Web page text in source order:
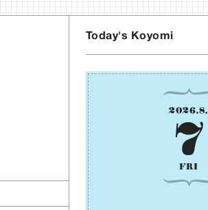
Today's Koyomi
2026.8.
7
FRI